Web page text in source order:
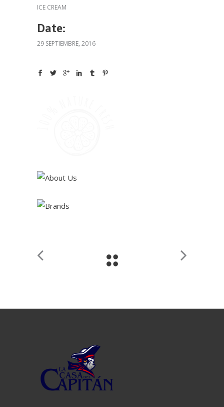
ICE CREAM
Date:
29 SEPTIEMBRE, 2016